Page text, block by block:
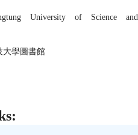
University of Science and
大學圖書館